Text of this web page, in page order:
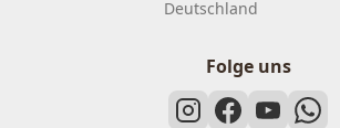
Deutschland
Folge uns